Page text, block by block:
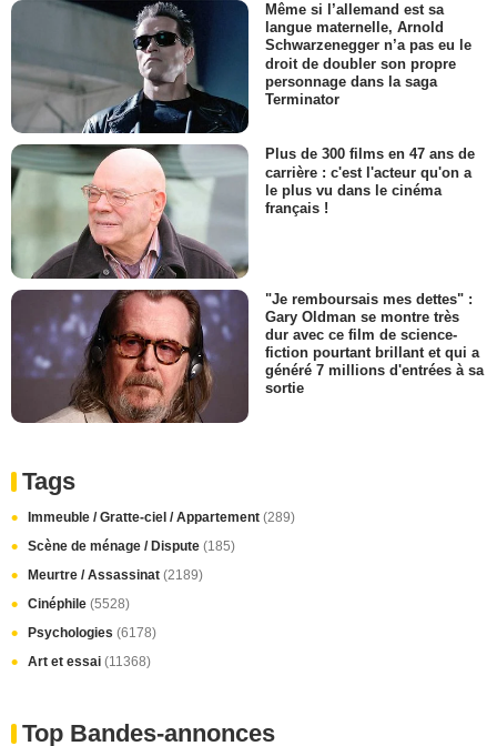
Même si l’allemand est sa
langue maternelle, Arnold
Schwarzenegger n’a pas eu le
droit de doubler son propre
personnage dans la saga
Terminator
Plus de 300 films en 47 ans de
carrière : c'est l'acteur qu'on a
le plus vu dans le cinéma
français !
"Je remboursais mes dettes" :
Gary Oldman se montre très
dur avec ce film de science-
fiction pourtant brillant et qui a
généré 7 millions d'entrées à sa
sortie
Tags
Immeuble / Gratte-ciel / Appartement (289)
Scène de ménage / Dispute (185)
Meurtre / Assassinat (2189)
Cinéphile (5528)
Psychologies (6178)
Art et essai (11368)
Top Bandes-annonces